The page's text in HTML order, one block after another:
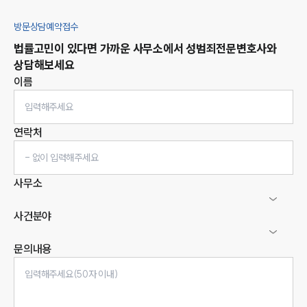
방문상담예약접수
법률고민이 있다면 가까운 사무소에서성범죄전문변호사와
상담해보세요
이름
연락처
사무소
사건분야
문의내용